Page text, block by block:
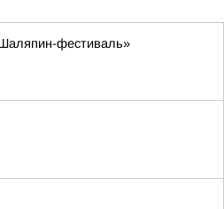
фестиваль»